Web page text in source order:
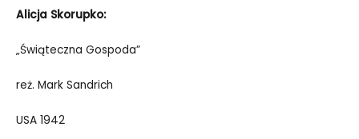
Alicja Skorupko:
„Świąteczna Gospoda”
reż. Mark Sandrich
USA 1942